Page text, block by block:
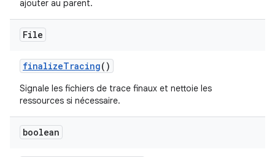
ajouter au parent.
File
finalizeTracing()
Signale les fichiers de trace finaux et nettoie les
ressources si nécessaire.
boolean